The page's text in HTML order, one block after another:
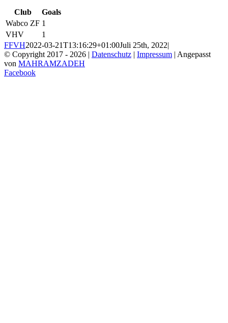
Club
Goals
Wabco ZF 1
VHV
1
FFVH2022-03-21T13:16:29+01:00Juli 25th, 2022|
© Copyright 2017 - 2026 | Datenschutz | Impressum | Angepasst
von MAHRAMZADEH
Facebook